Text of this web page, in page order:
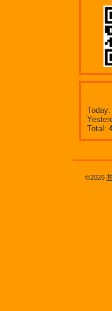
Today:
Total:
©2026